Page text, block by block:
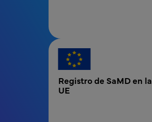
Registro de SaMD en la
UE